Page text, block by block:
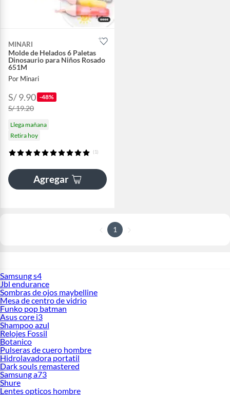
MINARI
Molde de Helados 6 Paletas
Dinosaurio para Niños Rosado
651M
Por Minari
S/ 9.90 -48%
S/ 19.20
Llega mañana
Retira hoy
(1)
Agregar
1
Samsung s4
Jbl endurance
Sombras de ojos maybelline
Mesa de centro de vidrio
Funko pop batman
Asus core i3
Shampoo azul
Relojes Fossil
Botanico
Pulseras de cuero hombre
Hidrolavadora portatil
Dark souls remastered
Samsung a73
Shure
Lentes opticos hombre